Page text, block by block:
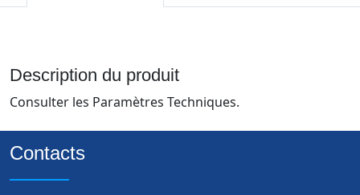
Description du produit
Consulter les Paramètres Techniques.
Contacts